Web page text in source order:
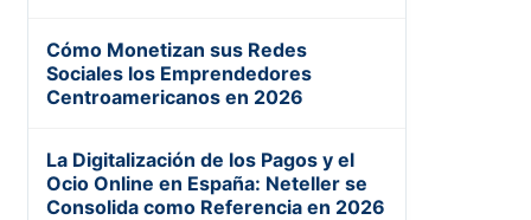
Cómo Monetizan sus Redes
Sociales los Emprendedores
Centroamericanos en 2026
La Digitalización de los Pagos y el
Ocio Online en España: Neteller se
Consolida como Referencia en 2026